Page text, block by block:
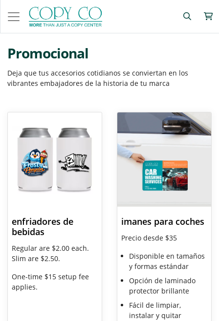
Promocional
Deja que tus accesorios cotidianos se conviertan en los
vibrantes embajadores de la historia de tu marca
enfriadores de
bebidas
Regular are $2.00 each.
Slim are $2.50.
One-time $15 setup fee
applies.
imanes para coches
Precio desde $35
Disponible en tamaños
y formas estándar
Opción de laminado
protector brillante
Fácil de limpiar,
instalar y quitar